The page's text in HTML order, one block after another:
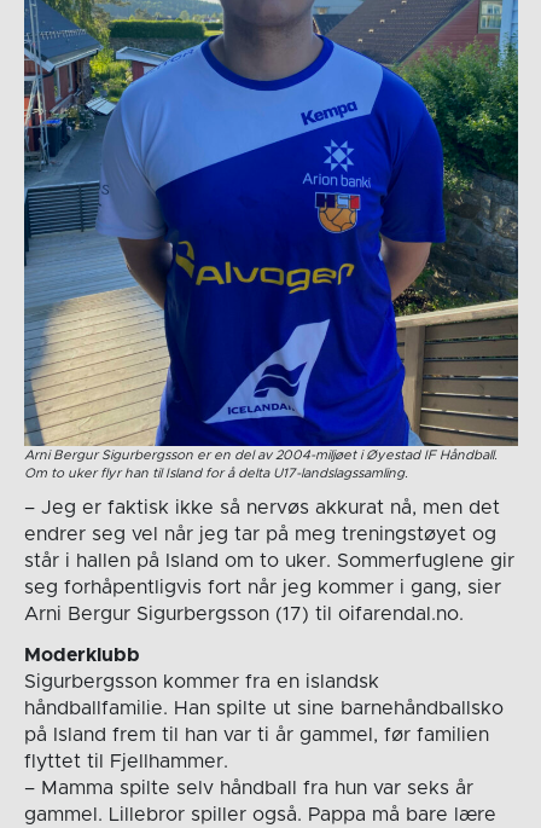
Arni Bergur Sigurbergsson er en del av 2004-miljøet i Øyestad IF Håndball.
Om to uker flyr han til Island for å delta U17-landslagssamling.
– Jeg er faktisk ikke så nervøs akkurat nå, men det
endrer seg vel når jeg tar på meg treningstøyet og
står i hallen på Island om to uker. Sommerfuglene gir
seg forhåpentligvis fort når jeg kommer i gang, sier
Arni Bergur Sigurbergsson (17) til oifarendal.no.
Moderklubb
Sigurbergsson kommer fra en islandsk
håndballfamilie. Han spilte ut sine barnehåndballsko
på Island frem til han var ti år gammel, før familien
flyttet til Fjellhammer.
– Mamma spilte selv håndball fra hun var seks år
gammel. Lillebror spiller også. Pappa må bare lære